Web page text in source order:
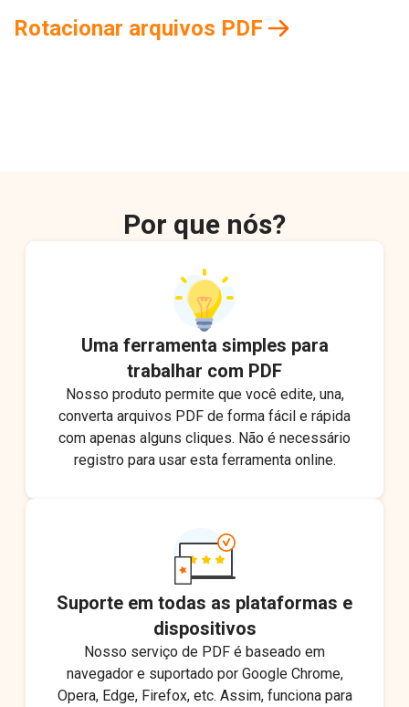
Rotacionar arquivos PDF
Por que nós?
Uma ferramenta simples para
trabalhar com PDF
Nosso produto permite que você edite, una,
converta arquivos PDF de forma fácil e rápida
com apenas alguns cliques. Não é necessário
registro para usar esta ferramenta online.
Suporte em todas as plataformas e
dispositivos
Nosso serviço de PDF é baseado em
navegador e suportado por Google Chrome,
Opera, Edge, Firefox, etc. Assim, funciona para